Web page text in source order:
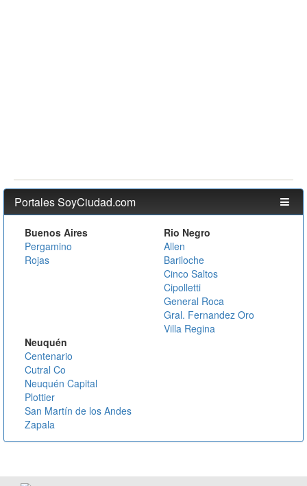
Portales SoyCiudad.com
Buenos Aires
Pergamino
Rojas
Rio Negro
Allen
Bariloche
Cinco Saltos
Cipolletti
General Roca
Gral. Fernandez Oro
Villa Regina
Neuquén
Centenario
Cutral Co
Neuquén Capital
Plottier
San Martín de los Andes
Zapala